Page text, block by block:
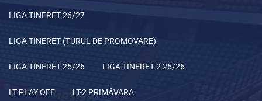
LIGA TINERET 26/27
LIGA TINERET (TURUL DE PROMOVARE)
LIGA TINERET 25/26 LIGA TINERET 2 25/26
LT PLAY OFF LT-2 PRIMĂVARA